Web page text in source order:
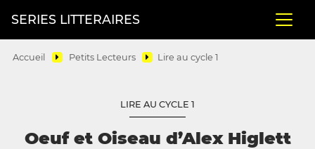
SERIES LITTERAIRES
Accueil Petits Lecteurs Lire au cycle 1
LIRE AU CYCLE 1
Oeuf et Oiseau d’Alex Higlett